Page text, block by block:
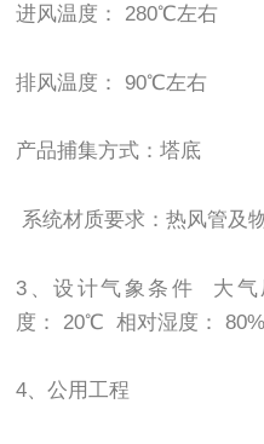
进风温度： 280℃左右
排风温度： 90℃左右
产品捕集方式：塔底
系统材质要求：热风管及
3 、设计气象条件 大气
度： 20℃ 相对湿度：80%
4、公用工程